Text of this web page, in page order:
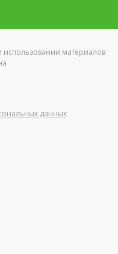
использовании материалов
данных